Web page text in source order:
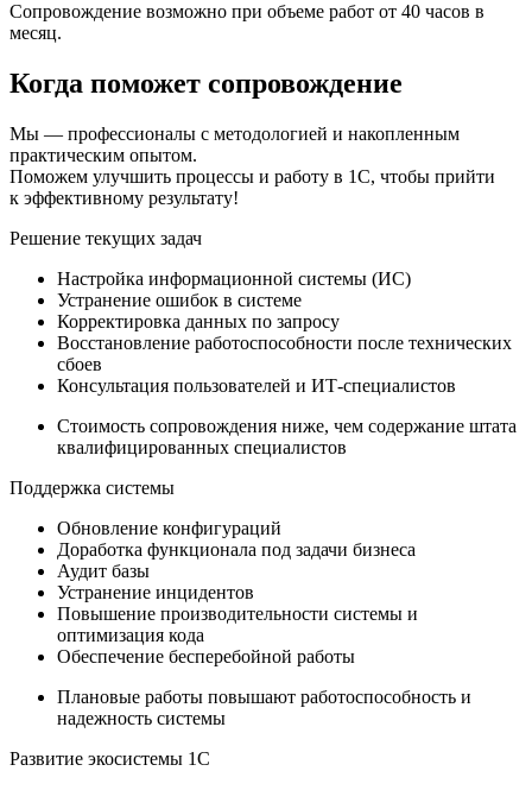
Сопровождение возможно при объеме работ от 40 часов в
месяц.
Когда поможет сопровождение
Мы — профессионалы с методологией и накопленным
практическим опытом.
Поможем улучшить процессы и работу в 1С, чтобы прийти
к эффективному результату!
Решение текущих задач
Настройка информационной системы (ИС)
Устранение ошибок в системе
Корректировка данных по запросу
Восстановление работоспособности после технических
сбоев
Консультация пользователей и ИТ-специалистов
Стоимость сопровождения ниже, чем содержание штата
квалифици­рованных специалистов
Поддержка системы
Обновление конфигураций
Доработка функционала под задачи бизнеса
Аудит базы
Устранение инцидентов
Повышение производительности системы и
оптимизация кода
Обеспечение бесперебойной работы
Плановые работы повышают работоспособность и
надежность системы
Развитие экосистемы 1С